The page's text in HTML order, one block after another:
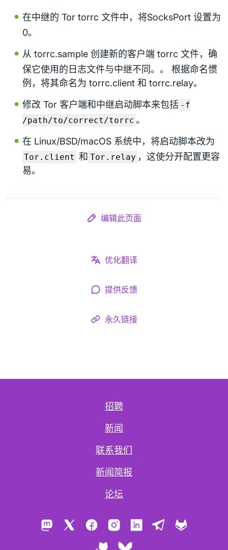
在中继的 Tor torrc 文件中，将SocksPort 设置为
0。
从 torrc.sample 创建新的客户端 torrc 文件，确
保它使用的日志文件与中继不同。。 根据命名惯
例，将其命名为 torrc.client 和 torrc.relay。
修改 Tor 客户端和中继启动脚本来包括 -f
/path/to/correct/torrc 。
在 Linux/BSD/macOS 系统中，将启动脚本改为
Tor.client 和 Tor.relay ，这使分开配置更容
易。
编辑此页面
优化翻译
提供反馈
永久链接
招聘
新闻
联系我们
新闻简报
论坛
Mastodon FacebookInstagramLinkedInTelegram
GitHubBluesky